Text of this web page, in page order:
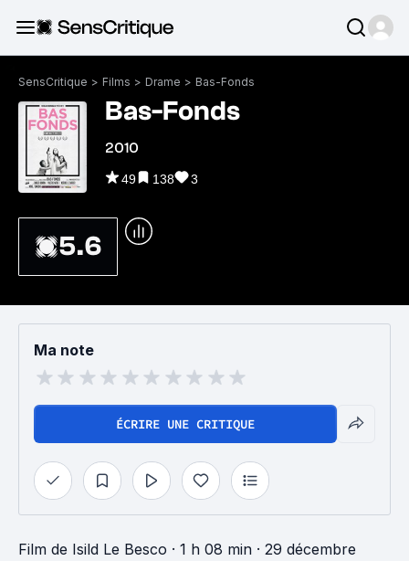
SensCritique > Films > Drame > Bas-Fonds
Bas-Fonds
2010
49 138 3
5.6
Ma note
ÉCRIRE UNE CRITIQUE
Film de Isild Le Besco · 1 h 08 min · 29 décembre